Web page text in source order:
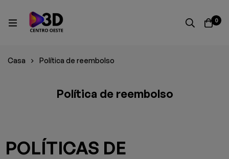
0
Casa Política de reembolso
Política de reembolso
POLÍTICAS DE